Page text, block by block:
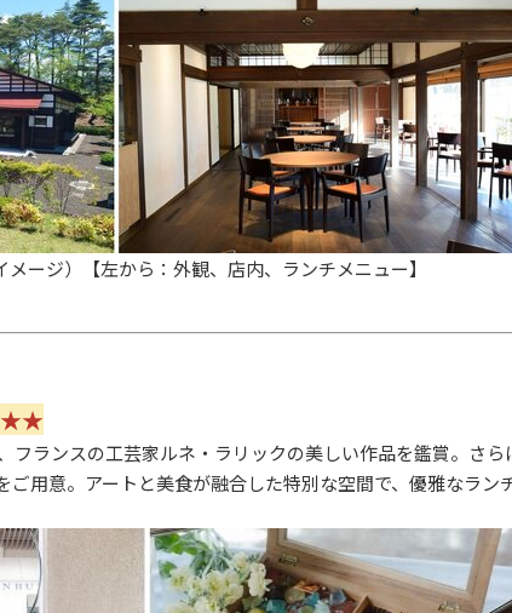
ージ）【左から：外観、店内、ランチメニュー】
★★
フランスの工芸家ルネ・ラリックの美しい作品を鑑賞。さ
ご用意。アートと美食が融合した特別な空間で、優雅なラン